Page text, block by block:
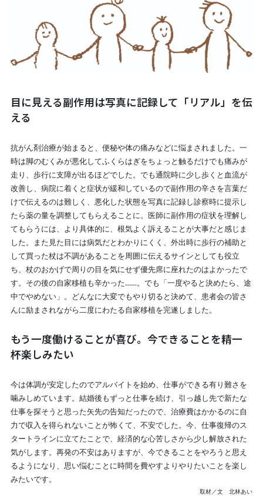
目に見える副作用は写真に記録して「リアル」を伝
える
抗がん剤治療が始まると、便秘や体の痛みなどに悩まされました。一
時は脚のむくみが悪化してふくらはぎをちょっと触るだけでも痛みが
走り、歩行に支障が出るほどでした。でも通院時に少し歩くと血流が
改善し、病院に着くと症状が緩和しているので副作用の辛さを言葉だ
けで伝えるのは難しく、悪化した状態を写真に記録し診察時に提示し
たら薬の量を調整してもらえることに。医師に副作用の症状を理解し
てもらうには、より具体的に、根気よく訴えることが大事だと感じま
した。また見た目には病気だとわかりにくく、外出時に歩行の補助と
して買った杖は不調があることを周囲に伝えるサインとしても役立
ち、杖のおかげで周りの目を気にせず優先席に座れたのはよかったで
す。その後の自家移植も辛かった……。でも「一度やると決めたら、途
中でやめない」。どんなに大変でもやり切ると決めて、患者会の皆さ
んに励まされながら二度にわたる自家移植を完遂しました。
もう一度働けることが喜び。今できることを精一
杯楽しみたい
今は体調が安定したのでアルバイトを始め、仕事ができる有り難さを
噛みしめています。結婚後もずっと仕事を続け、引っ越し先で新たな
仕事を探そうと思った矢先の告知だったので、治療費はかかるのに自
力で収入を得られないことが怖くて、不安でした。今、仕事復帰のス
タートラインに立てたことで、経済的な心苦しさから少し解放された
気がします。再発の不安はありますが、今できることをやろうと思え
るようになり、思い悩むことに時間を費やすよりやりたいことを楽し
みたいです。
取材／文 北林あい